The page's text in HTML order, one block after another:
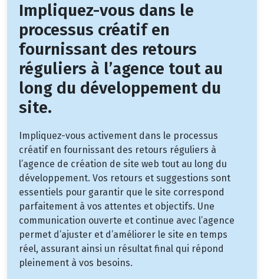
Impliquez-vous dans le
processus créatif en
fournissant des retours
réguliers à l’agence tout au
long du développement du
site.
Impliquez-vous activement dans le processus
créatif en fournissant des retours réguliers à
l’agence de création de site web tout au long du
développement. Vos retours et suggestions sont
essentiels pour garantir que le site correspond
parfaitement à vos attentes et objectifs. Une
communication ouverte et continue avec l’agence
permet d’ajuster et d’améliorer le site en temps
réel, assurant ainsi un résultat final qui répond
pleinement à vos besoins.